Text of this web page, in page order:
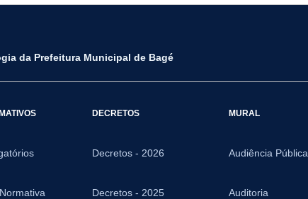
da Prefeitura Municipal de Bagé
DECRETOS
Decretos - 2026
Decretos - 2025
MURAL
Audiência Pública
Auditoria